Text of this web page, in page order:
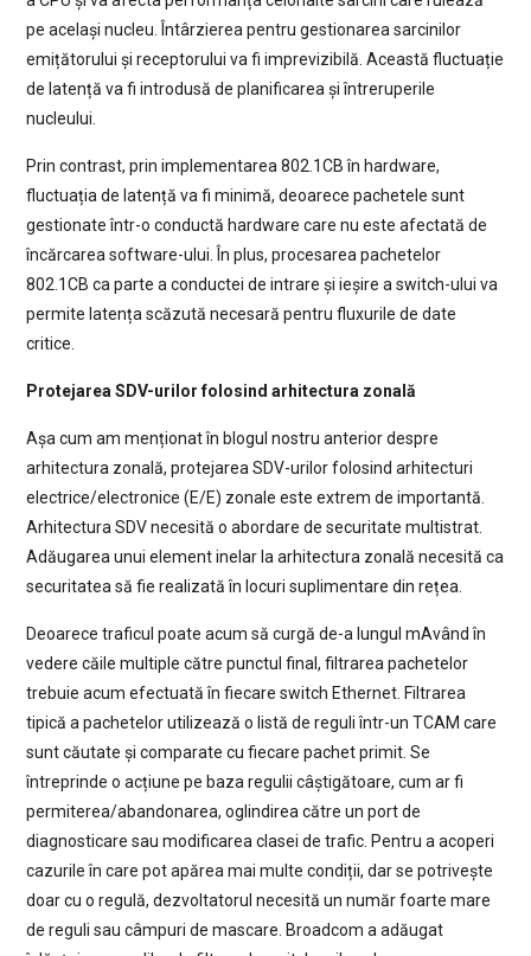
pe același nucleu. Întârzierea pentru gestionarea sarcinilor
emițătorului și receptorului va fi imprevizibilă. Această fluctuație
de latență va fi introdusă de planificarea și întreruperile
nucleului.
Prin contrast, prin implementarea 802.1CB în hardware,
fluctuația de latență va fi minimă, deoarece pachetele sunt
gestionate într-o conductă hardware care nu este afectată de
încărcarea software-ului. În plus, procesarea pachetelor
802.1CB ca parte a conductei de intrare și ieșire a switch-ului va
permite latența scăzută necesară pentru fluxurile de date
critice.
Protejarea SDV-urilor folosind arhitectura zonală
Așa cum am menționat în blogul nostru anterior despre
arhitectura zonală, protejarea SDV-urilor folosind arhitecturi
electrice/electronice (E/E) zonale este extrem de importantă.
Arhitectura SDV necesită o abordare de securitate multistrat.
Adăugarea unui element inelar la arhitectura zonală necesită ca
securitatea să fie realizată în locuri suplimentare din rețea.
Deoarece traficul poate acum să curgă de-a lungul mAvând în
vedere căile multiple către punctul final, filtrarea pachetelor
trebuie acum efectuată în fiecare switch Ethernet. Filtrarea
tipică a pachetelor utilizează o listă de reguli într-un TCAM care
sunt căutate și comparate cu fiecare pachet primit. Se
întreprinde o acțiune pe baza regulii câștigătoare, cum ar fi
permiterea/abandonarea, oglindirea către un port de
diagnosticare sau modificarea clasei de trafic. Pentru a acoperi
cazurile în care pot apărea mai multe condiții, dar se potrivește
doar cu o regulă, dezvoltatorul necesită un număr foarte mare
de reguli sau câmpuri de mascare. Broadcom a adăugat